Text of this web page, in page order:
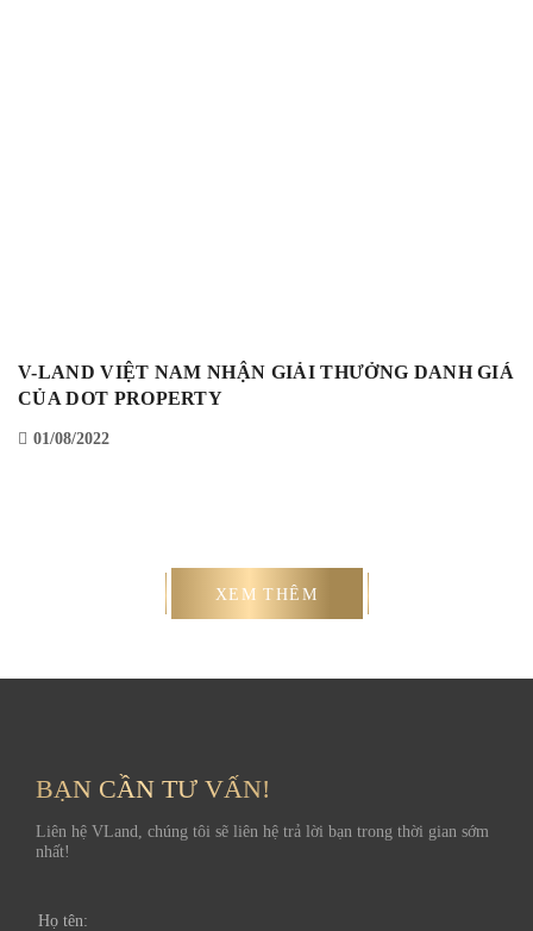
V-LAND VIỆT NAM NHẬN GIẢI THƯỞNG DANH GIÁ
CỦA DOT PROPERTY
01/08/2022
XEM THÊM
BẠN CẦN TƯ VẤN!
Liên hệ VLand, chúng tôi sẽ liên hệ trả lời bạn trong thời gian sớm
nhất!